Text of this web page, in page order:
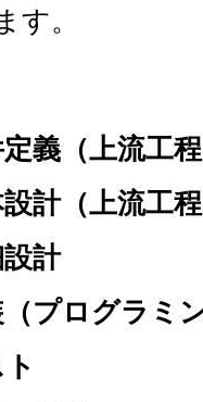
す。
義（上流工程
計（上流工程
計
プログラミン